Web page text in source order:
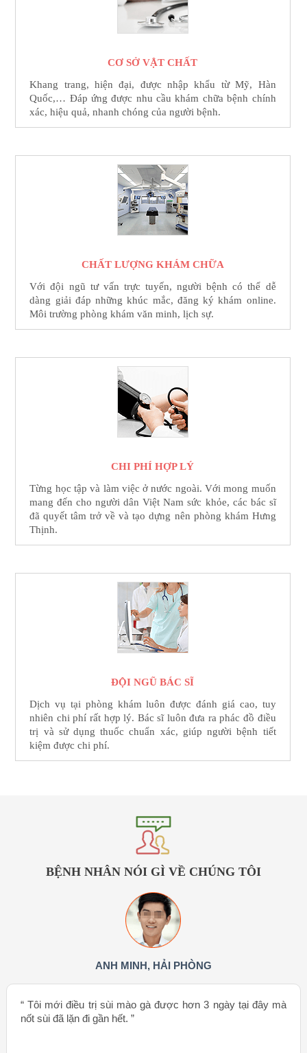
CƠ SỞ VẬT CHẤT
Khang trang, hiện đại, được nhập khẩu từ Mỹ, Hàn
Quốc,… Đáp ứng được nhu cầu khám chữa bệnh chính
xác, hiệu quả, nhanh chóng của người bệnh.
CHẤT LƯỢNG KHÁM CHỮA
Với đội ngũ tư vấn trực tuyến, người bệnh có thể dễ
dàng giải đáp những khúc mắc, đăng ký khám online.
Môi trường phòng khám văn minh, lịch sự.
CHI PHÍ HỢP LÝ
Từng học tập và làm việc ở nước ngoài. Với mong muốn
mang đến cho người dân Việt Nam sức khỏe, các bác sĩ
đã quyết tâm trở về và tạo dựng nên phòng khám Hưng
Thịnh.
ĐỘI NGŨ BÁC SĨ
Dịch vụ tại phòng khám luôn được đánh giá cao, tuy
nhiên chi phí rất hợp lý. Bác sĩ luôn đưa ra phác đồ điều
trị và sử dụng thuốc chuẩn xác, giúp người bệnh tiết
kiệm được chi phí.
BỆNH NHÂN NÓI GÌ VỀ CHÚNG TÔI
ANH MINH, HẢI PHÒNG
“ Tôi mới điều trị sùi mào gà được hơn 3 ngày tại đây mà
nốt sùi đã lặn đi gần hết. ”